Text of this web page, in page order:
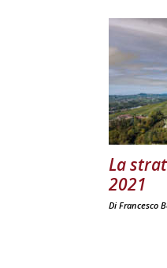
La
2021
Di Francesco